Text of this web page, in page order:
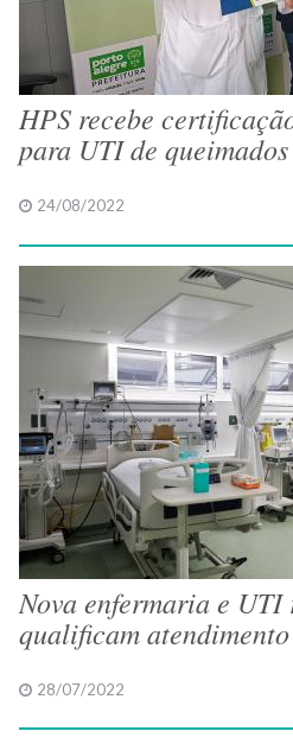
HPS recebe
para UTI de
24/08/2022
Nova enfermaria e UTI
qualificam
28/07/2022